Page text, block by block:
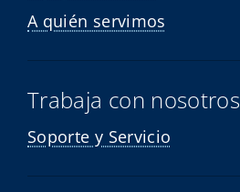
A quién servimos
Trabaja con nosotros
Soporte y Servicio